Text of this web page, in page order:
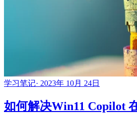
学习笔记· 2023年 10月 24日
如何解决Win11 Copilot